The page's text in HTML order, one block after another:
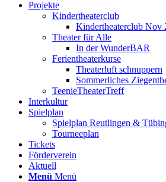
Projekte
Kindertheaterclub
Kindertheaterclub Nov
Theater für Alle
In der WunderBAR
Ferientheaterkurse
Theaterluft schnuppern
Sommerliches
TeenieTheaterTreff
Interkultur
Spielplan
Spielplan Reutlingen &
Tourneeplan
Tickets
Förderverein
Aktuell
Menü Menü